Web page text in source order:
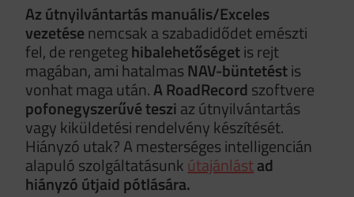
Az útnyilvántartás manuális/Exceles
vezetésenemcsak a szabadidődet emészti
fel, de rengeteghibalehetőségetis rejt
magában, ami hatalmasNAV-büntetéstis
vonhat maga után.A RoadRecordszoftvere
pofonegyszerűvé tesziaz útnyilvántartás
vagy kiküldetési rendelvény készítését.
Hiányzó utak? A mesterséges intelligencián
alapuló szolgáltatásunkútajánlástad
hiányzó útjaid pótlására.